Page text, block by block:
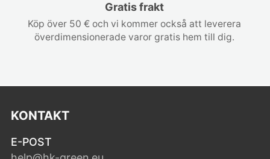
Gratis frakt
Köp över 50 € och vi kommer också att leverera
överdimensionerade varor gratis hem till dig.
KONTAKT
E-POST